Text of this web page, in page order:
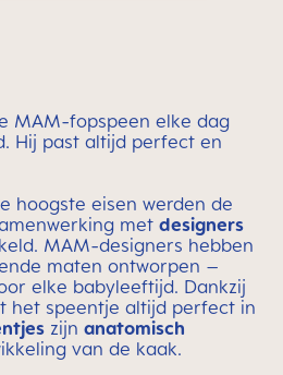
MAM-fopspeen elke dag
Hij past altijd perfect en
hoogste eisen werden de
met designers
MAM-designers hebben
maten ontworpen –
elke babyleeftijd. Dankzij
het speentje altijd perfect in
zijn anatomisch
van de kaak.